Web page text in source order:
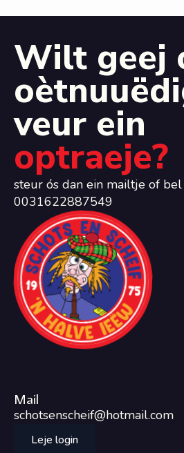
Wilt geej
veur ein
optraeje?
steur ós dan ein mailtje of
0031622887549
Mail
schotsenscheif@hotmail.com
Leje login